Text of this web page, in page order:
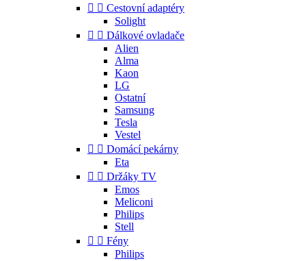
  Cestovní adaptéry
Solight
  Dálkové ovladače
Alien
Alma
Kaon
LG
Ostatní
Samsung
Tesla
Vestel
  Domácí pekárny
Eta
  Držáky TV
Emos
Meliconi
Philips
Stell
  Fény
Philips